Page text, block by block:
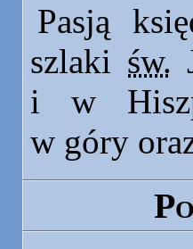
Pasją
szlaki św.
i w
w góry